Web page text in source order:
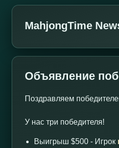
MahjongTime
Объявление
Поздравляем
У нас три победителя!
Выигрыш $500 - Игрок